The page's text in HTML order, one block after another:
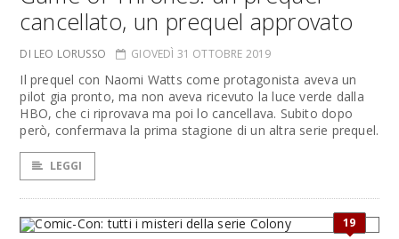
cancellato, un prequel approvato
DI LEO LORUSSO GIOVEDÌ 31 OTTOBRE 2019
Il prequel con Naomi Watts come protagonista aveva un
pilot gia pronto, ma non aveva ricevuto la luce verde dalla
HBO, che ci riprovava ma poi lo cancellava. Subito dopo
però, confermava la prima stagione di un altra serie prequel.
LEGGI
19